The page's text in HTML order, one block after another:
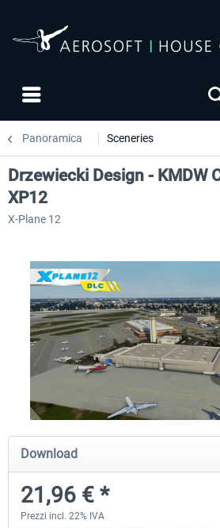
Panoramica Sceneries
Airport Berlin Brandenburg V2 XP
Drzewiecki Design - KMDW
XP12
X-Plane 12
Download
21,96 € *
Prezzi incl. 22% IVA